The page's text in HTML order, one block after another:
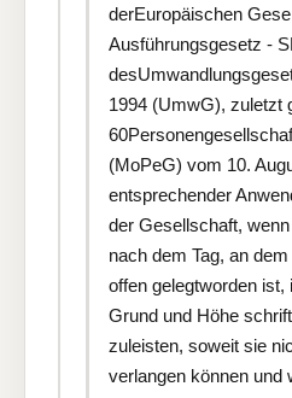
derEuropäischen
Ausführungsgesetz -
1994 (UmwG), zuletzt
(MoPeG) vom 10.
entsprechender
der Gesellschaft,
nach dem Tag, an
offen gelegtworden
Grund und Höhe
zuleisten, soweit sie
verlangen können und